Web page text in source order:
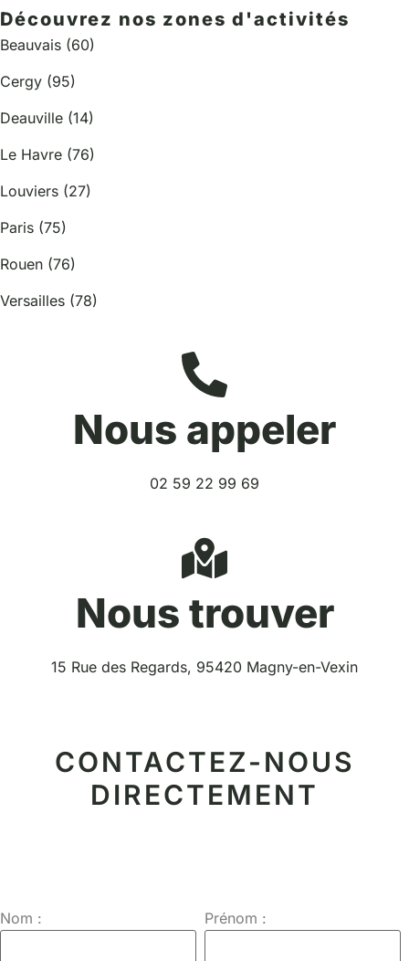
Découvrez nos zones d'activités
Beauvais (60)
Cergy (95)
Deauville (14)
Le Havre (76)
Louviers (27)
Paris (75)
Rouen (76)
Versailles (78)
Nous appeler
02 59 22 99 69
Nous trouver
15 Rue des Regards, 95420 Magny-en-Vexin
CONTACTEZ-NOUS
DIRECTEMENT
Nom : Prénom :